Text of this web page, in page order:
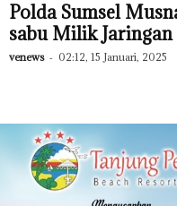
Polda Sumsel
sabu Milik Jaringan
venews - 02:12, 15 Januari, 2025